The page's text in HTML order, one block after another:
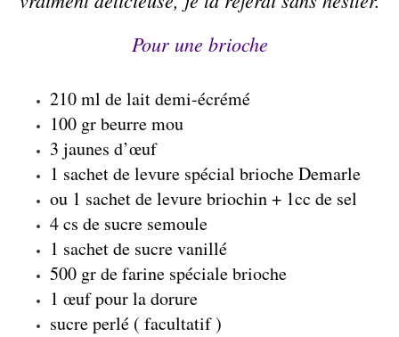
Pour une brioche
210 ml de lait demi-écrémé
100 gr beurre mou
3 jaunes d’œuf
1 sachet de levure spécial brioche Demarle
ou 1 sachet de levure briochin + 1cc de sel
4 cs de sucre semoule
1 sachet de sucre vanillé
500 gr de farine spéciale brioche
1 œuf pour la dorure
sucre perlé ( facultatif )